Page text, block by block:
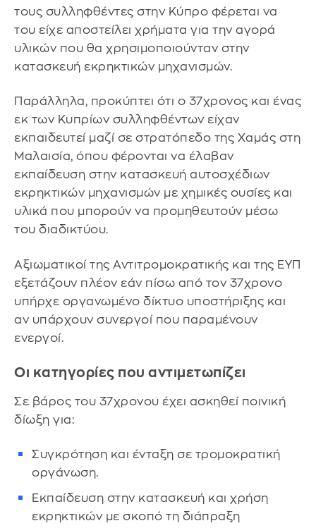
τους συλληφθέντες στην Κύπρο φέρεται να
του είχε αποστείλει χρήματα για την αγορά
υλικών που θα χρησιμοποιούνταν στην
κατασκευή εκρηκτικών μηχανισμών.
Παράλληλα, προκύπτει ότι ο 37χρονος και ένας
εκ των Κυπρίων συλληφθέντων είχαν
εκπαιδευτεί μαζί σε στρατόπεδο της Χαμάς στη
Μαλαισία, όπου φέρονται να έλαβαν
εκπαίδευση στην κατασκευή αυτοσχέδιων
εκρηκτικών μηχανισμών με χημικές ουσίες και
υλικά που μπορούν να προμηθευτούν μέσω
του διαδικτύου.
Αξιωματικοί της Αντιτρομοκρατικής και της ΕΥΠ
εξετάζουν πλέον εάν πίσω από τον 37χρονο
υπήρχε οργανωμένο δίκτυο υποστήριξης και
αν υπάρχουν συνεργοί που παραμένουν
ενεργοί.
Οι κατηγορίες που αντιμετωπίζει
Σε βάρος του 37χρονου έχει ασκηθεί ποινική
δίωξη για:
Συγκρότηση και ένταξη σε τρομοκρατική
οργάνωση.
Εκπαίδευση στην κατασκευή και χρήση
εκρηκτικών με σκοπό τη διάπραξη